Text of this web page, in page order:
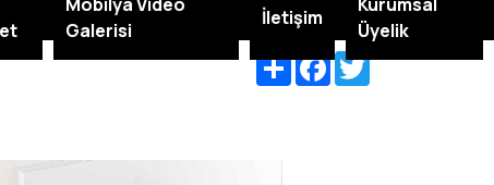
ShareFacebook
Twitter
Galerisi
İletişim
Üyelik